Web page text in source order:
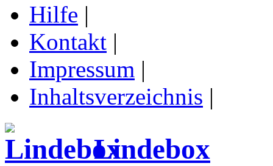
Hilfe |
Kontakt |
Impressum |
Inhaltsverzeichnis |
Lindebox